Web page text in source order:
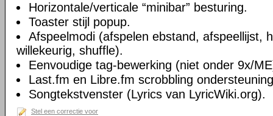
Horizontale/verticale “minibar” besturing.
Toaster stijl popup.
Afspeelmodi (afspelen ebstand, afspeellijst,
willekeurig, shuffle).
Eenvoudige tag-bewerking (niet onder 9x/
Last.fm en Libre.fm scrobbling
Songtekstvenster (Lyrics van LyricWiki.org).
Stel een correctie voor